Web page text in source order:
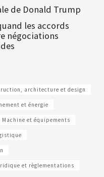
de Donald Trump
les accords
négociations
architecture et design
et énergie
Machine et équipements
et règlementations